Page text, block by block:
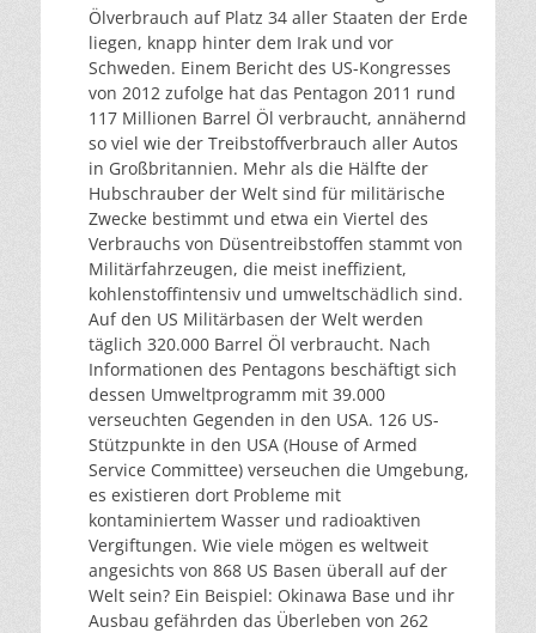
Ölverbrauch auf Platz 34 aller Staaten der Erde
liegen, knapp hinter dem Irak und vor
Schweden. Einem Bericht des US-Kongresses
von 2012 zufolge hat das Pentagon 2011 rund
117 Millionen Barrel Öl verbraucht, annähernd
so viel wie der Treibstoffverbrauch aller Autos
in Großbritannien. Mehr als die Hälfte der
Hubschrauber der Welt sind für militärische
Zwecke bestimmt und etwa ein Viertel des
Verbrauchs von Düsentreibstoffen stammt von
Militärfahrzeugen, die meist ineffizient,
kohlenstoffintensiv und umweltschädlich sind.
Auf den US Militärbasen der Welt werden
täglich 320.000 Barrel Öl verbraucht. Nach
Informationen des Pentagons beschäftigt sich
dessen Umweltprogramm mit 39.000
verseuchten Gegenden in den USA. 126 US-
Stützpunkte in den USA (House of Armed
Service Committee) verseuchen die Umgebung,
es existieren dort Probleme mit
kontaminiertem Wasser und radioaktiven
Vergiftungen. Wie viele mögen es weltweit
angesichts von 868 US Basen überall auf der
Welt sein? Ein Beispiel: Okinawa Base und ihr
Ausbau gefährden das Überleben von 262